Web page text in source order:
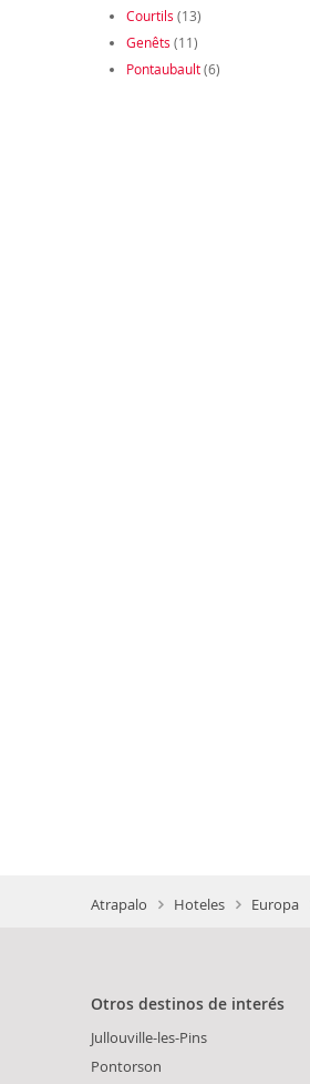
Courtils (13)
Genêts (11)
Pontaubault(6)
Atrapalo Hoteles Europa
Otros destinos de interés
Jullouville-les-Pins
Pontorson